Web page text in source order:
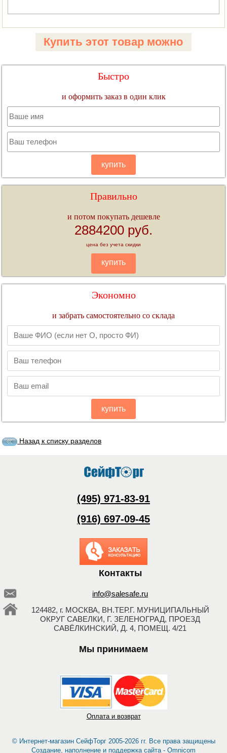
Купить этот товар можно
Быстро
и оформить заказ в один клик
купить
Правильно
и потом покупать дешевле
2884200 руб.
цена без учета скидки
купить
Экономно
и забрать самостоятельно со склада
купить
Назад к списку разделов
(495) 971-83-91
(916) 697-09-45
Заказать обратный
звонок
Контакты
info@salesafe.ru
124482, г. МОСКВА, ВН.ТЕР.Г. МУНИЦИПАЛЬНЫЙ
ОКРУГ САВЕЛКИ, Г. ЗЕЛЕНОГРАД, ПРОЕЗД
САВЁЛКИНСКИЙ, Д. 4, ПОМЕЩ. 4/21
Мы принимаем
Оплата и возврат
© Интернет-магазин СейфТорг 2005-2026 гг. Все права защищены
Создание, наполнение и поддержка сайта - Omnicom